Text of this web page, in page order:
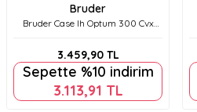
Bruder
Bruder Case Ih Optum 300 Cvx
3.459,90TL
Sepette %10 indirim
3.113,91 TL